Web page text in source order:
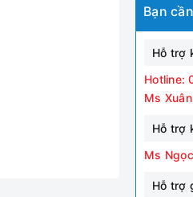
Bạn
Hỗ trợ
Hotline:
Ms
Hỗ trợ
Ms
Hỗ trợ